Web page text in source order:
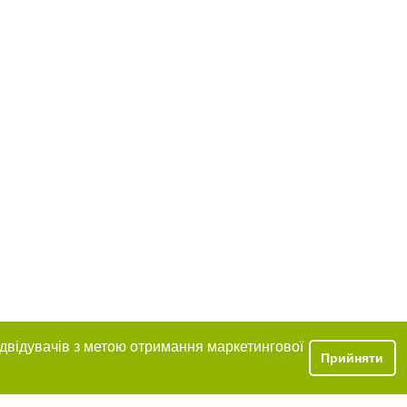
з метою отримання маркетингової
Прийняти